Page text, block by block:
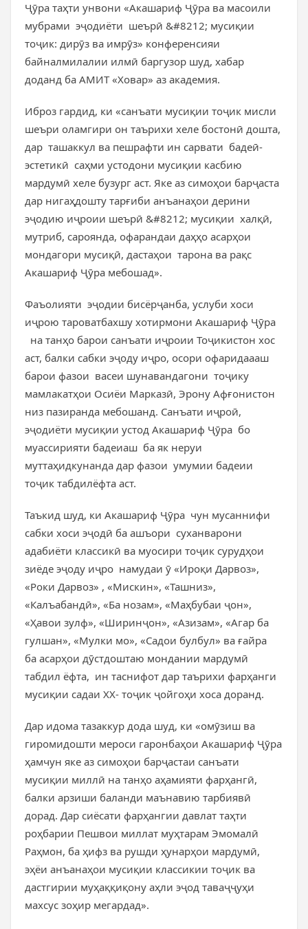
Ҷӯра таҳти унвони «Акашариф Ҷӯра ва масоили
мубрами эҷодиёти шеърӣ &#8212; мусиқии
тоҷик: дирӯз ва имрӯз» конференсияи
байналмилалии илмӣ баргузор шуд, хабар
доданд ба АМИТ «Ховар» аз академия.
Иброз гардид, ки «санъати мусиқии тоҷик мисли
шеъри оламгири он таърихи хеле бостонӣ дошта,
дар ташаккул ва пешрафти ин сарвати бадеӣ-
эстетикӣ саҳми устодони мусиқии касбию
мардумӣ хеле бузург аст. Яке аз симоҳои барҷаста
дар нигаҳдошту тарғиби анъанаҳои дерини
эҷодию иҷроии шеърӣ &#8212; мусиқии халқӣ,
мутриб, сароянда, офарандаи даҳҳо асарҳои
мондагори мусиқӣ, дастаҳои тарона ва рақс
Акашариф Ҷӯра мебошад».
Фаъолияти эҷодии бисёрҷанба, услуби хоси
иҷрою тароватбахшу хотирмони Акашариф Ҷӯра
на танҳо барои санъати иҷроии Тоҷикистон хос
аст, балки сабки эҷоду иҷро, осори офаридаааш
барои фазои васеи шунавандагони тоҷику
мамлакатҳои Осиёи Марказӣ, Эрону Афғонистон
низ пазиранда мебошанд. Санъати иҷроӣ,
эҷодиёти мусиқии устод Акашариф Ҷӯра бо
муассирияти бадеиаш ба як неруи
муттаҳидкунанда дар фазои умумии бадеии
тоҷик табдилёфта аст.
Таъкид шуд, ки Акашариф Ҷӯра чун мусаннифи
сабки хоси эҷодӣ ба ашъори суханварони
адабиёти классикӣ ва муосири тоҷик сурудҳои
зиёде эҷоду иҷро намудаи ӯ «Ироқи Дарвоз»,
«Роки Дарвоз» , «Мискин», «Ташниз»,
«Калъабандӣ», «Ба нозам», «Маҳбубаи ҷон»,
«Ҳавои зулф», «Ширинҷон», «Азизам», «Агар ба
гулшан», «Мулки мо», «Садои булбул» ва ғайра
ба асарҳои дӯстдоштаю мондании мардумӣ
табдил ёфта, ин таснифот дар таърихи фарҳанги
мусиқии садаи ХХ- тоҷик ҷойгоҳи хоса доранд.
Дар идома тазаккур дода шуд, ки «омӯзиш ва
гиромидошти мероси гаронбаҳои Акашариф Ҷӯра
ҳамчун яке аз симоҳои барҷастаи санъати
мусиқии миллӣ на танҳо аҳамияти фарҳангӣ,
балки арзиши баланди маънавию тарбиявӣ
дорад. Дар сиёсати фарҳангии давлат таҳти
роҳбарии Пешвои миллат муҳтарам Эмомалӣ
Раҳмон, ба ҳифз ва рушди ҳунарҳои мардумӣ,
эҳёи анъанаҳои мусиқии классикии тоҷик ва
дастгирии муҳаққиқону аҳли эҷод таваҷҷуҳи
махсус зоҳир мегардад».